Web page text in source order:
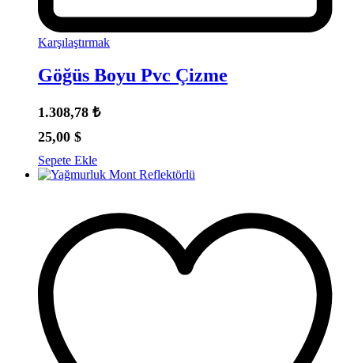
Karşılaştırmak
Göğüs Boyu Pvc Çizme
1.308,78 ₺
25,00 $
Sepete Ekle